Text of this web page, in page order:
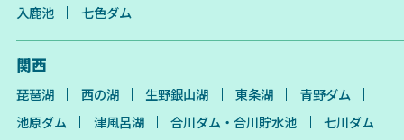
入鹿池 七色ダム
関西
琵琶湖 西の湖 生野銀山湖 東条湖
青野ダム
池原ダム
津風呂湖 合川ダム・合川貯水池 七川ダム